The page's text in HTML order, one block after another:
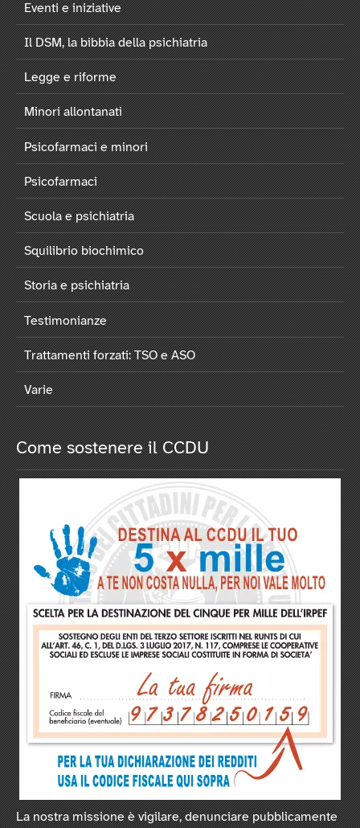
Eventi e iniziative
Il DSM, la bibbia della psichiatria
Legge e riforme
Minori allontanati
Psicofarmaci e minori
Psicofarmaci
Scuola e psichiatria
Squilibrio biochimico
Storia e psichiatria
Testimonianze
Trattamenti forzati: TSO e ASO
Varie
Come sostenere il CCDU
La nostra missione è vigilare, denunciare pubblicamente